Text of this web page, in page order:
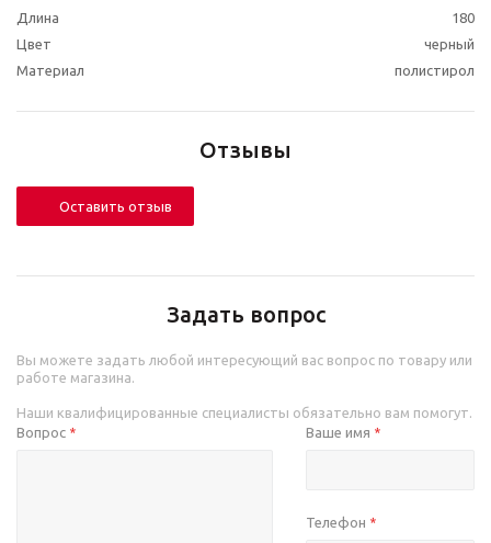
Длина
180
Цвет
черный
Материал
полистирол
Отзывы
Оставить отзыв
Задать вопрос
Вы можете задать любой интересующий вас вопрос по товару или
работе магазина.
Наши квалифицированные специалисты обязательно вам помогут.
Вопрос * Ваше имя *
Телефон *